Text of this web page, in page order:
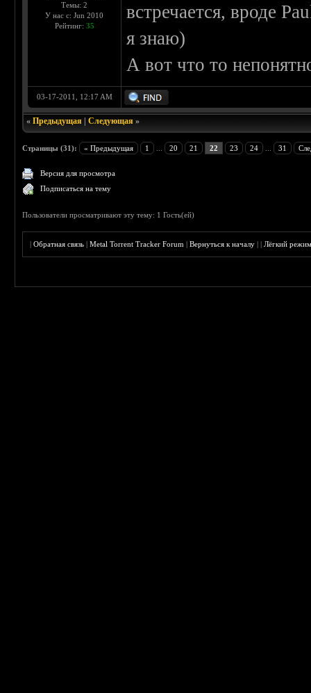
Темы: 2
У нас с: Jun 2010
Рейтинг: 35
встречается, вроде
я знаю)
А вот что то
03-17-2011, 12:17 AM
«Предыдущая |Следующая »
Страницы (31): « Предыдущая 1 20 21 22 23 24 31
Версия для просмотра
Подписаться на тему
Пользователи просматривают эту тему: 1 Гость(ей)
|Обратная связь |Metal Torrent Tracker Forum |Вернуться к началу ||Лёгкий